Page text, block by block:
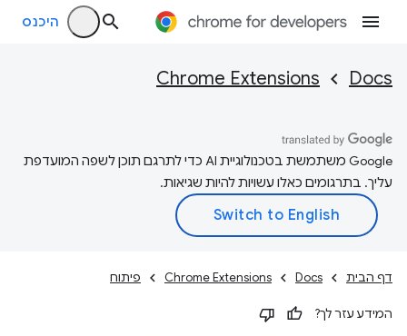
היכנס
Docs
Chrome Extensions
‫Google משתמשת בטכנולוגיית AI כדי לתרגם תוכן לשפה המועדפת
עליך. בתרגומים כאלו עשויות להיות שגיאות.
דף הבית Docs
Chrome Extensions פיתוח
המידע עזר לך?